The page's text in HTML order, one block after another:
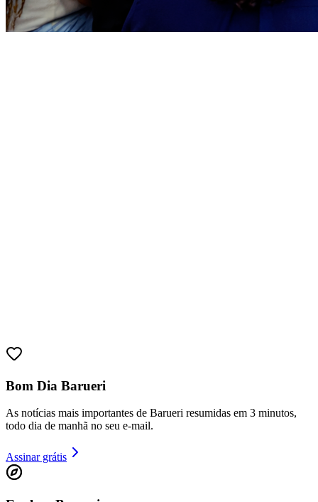
Bom Dia Barueri
As notícias mais importantes de Barueri resumidas em 3 minutos,
todo dia de manhã no seu e-mail.
Assinar grátis